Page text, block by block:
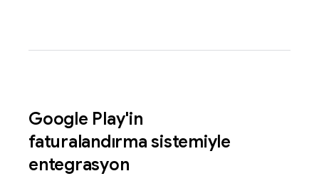
Google Play'in
faturalandırma sistemiyle
entegrasyon